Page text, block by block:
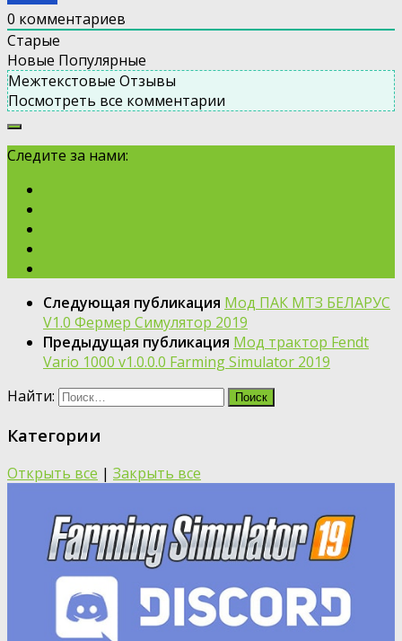
0 комментариев
Старые
Новые Популярные
Межтекстовые Отзывы
Посмотреть все комментарии
Следите за нами:
Следующая публикация Мод ПАК МТЗ БЕЛАРУС
V1.0 Фермер Симулятор 2019
Предыдущая публикация Мод трактор Fendt
Vario 1000 v1.0.0.0 Farming Simulator 2019
Найти:
Категории
Открыть все | Закрыть все